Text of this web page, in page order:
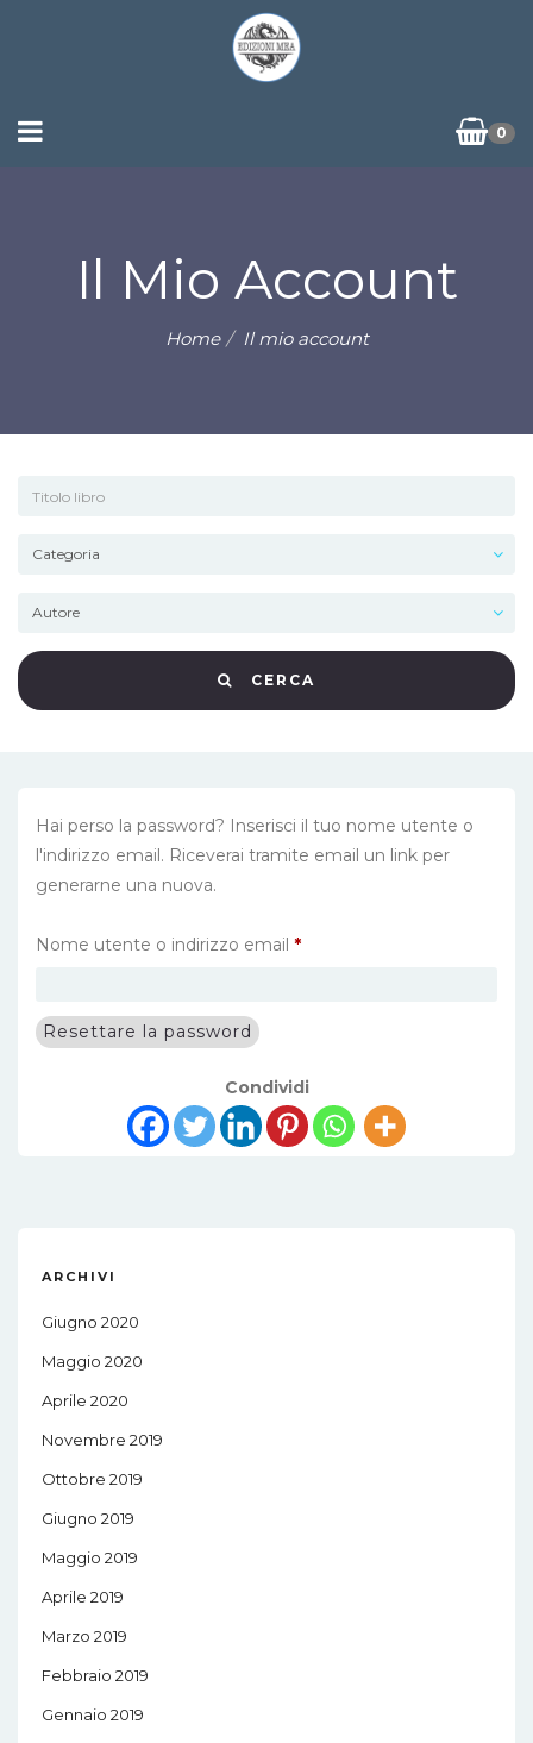
0
Il Mio Account
Home Il mio account
CERCA
Hai perso la password? Inserisci il tuo nome utente o
l'indirizzo email. Riceverai tramite email un link per
generarne una nuova.
Nome utente o indirizzo email *Richiesto
Resettare la password
Condividi
ARCHIVI
Giugno 2020
Maggio 2020
Aprile 2020
Novembre 2019
Ottobre 2019
Giugno 2019
Maggio 2019
Aprile 2019
Marzo 2019
Febbraio 2019
Gennaio 2019